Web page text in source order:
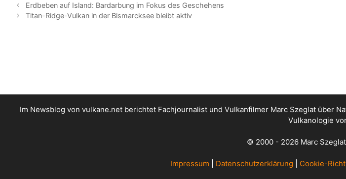
Erdbeben auf Island: Bardarbung im Fokus des Geschehens
Titan-Ridge-Vulkan in der Bismarcksee bleibt aktiv
Im Newsblog von vulkane.net berichtet Fachjournalist und Vulkanfilmer Marc Szeglat über
Vulkanologie
© 2000 - 2026 Marc
Impressum Datenschutzerklärung Cookie-